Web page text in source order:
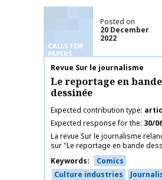
CALLS FOR
PAPERS
Posted on
20 December
2022
Publication name
Revue Sur le journalisme
Le reportage en bande
dessinée
Expected contribution type
Expected response for the 30/
La revue Sur le journalisme
sur "Le reportage en bande
Keywords
Comics
Culture industries